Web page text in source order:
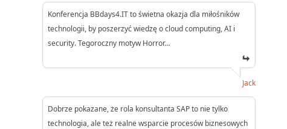
Konferencja BBdays4.IT to świetna okazja dla miłośników
technologii, by poszerzyć wiedzę o cloud computing, AI i
security. Tegoroczny motyw Horror…
Jack
Dobrze pokazane, że rola konsultanta SAP to nie tylko
technologia, ale też realne wsparcie procesów biznesowych